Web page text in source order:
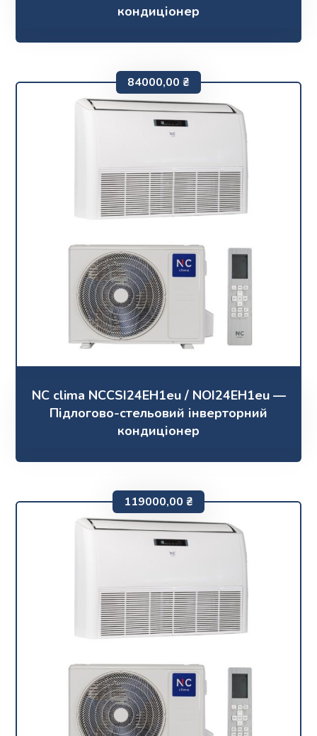
кондиціонер
NC clima NCCSI24EH1eu / NOI24EH1eu —
Підлогово-стельовий інверторний
кондиціонер
84000,00 ₴
119000,00 ₴